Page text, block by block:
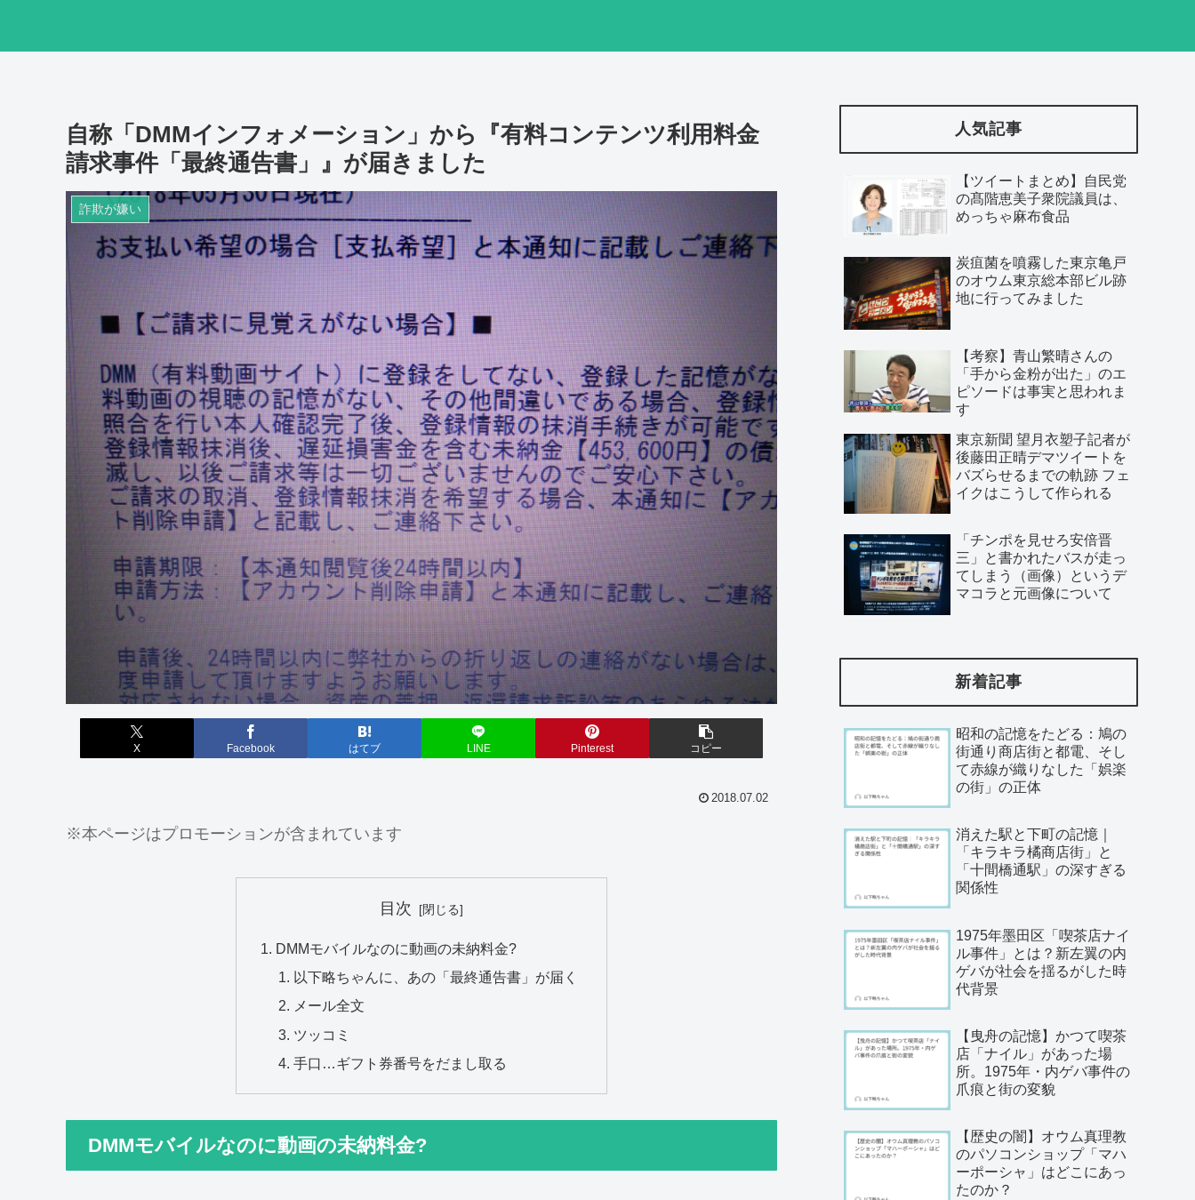
自称「DMMインフォメーション」から『有料コンテンツ利用料金
請求事件「最終通告書」』が届きました
詐欺が嫌い
X Facebook はてブ LINE Pinterest コピー
2018.07.02
※本ページはプロモーションが含まれています
目次
DMMモバイルなのに動画の未納料金?
以下略ちゃんに、あの「最終通告書」が届く
メール全文
ツッコミ
手口…ギフト券番号をだまし取る
DMMモバイルなのに動画の未納料金?
人気記事
【ツイートまとめ】自民党
の髙階恵美子衆院議員は、
めっちゃ麻布食品
炭疽菌を噴霧した東京亀戸
のオウム東京総本部ビル跡
地に行ってみました
【考察】青山繁晴さんの
「手から金粉が出た」のエ
ピソードは事実と思われま
す
東京新聞 望月衣塑子記者が
後藤田正晴デマツイートを
バズらせるまでの軌跡 フェ
イクはこうして作られる
「チンポを見せろ安倍晋
三」と書かれたバスが走っ
てしまう（画像）というデ
マコラと元画像について
新着記事
昭和の記憶をたどる：鳩の
街通り商店街と都電、そし
て赤線が織りなした「娯楽
の街」の正体
消えた駅と下町の記憶｜
「キラキラ橘商店街」と
「十間橋通駅」の深すぎる
関係性
1975年墨田区「喫茶店ナイ
ル事件」とは？新左翼の内
ゲバが社会を揺るがした時
代背景
【曳舟の記憶】かつて喫茶
店「ナイル」があった場
所。1975年・内ゲバ事件の
爪痕と街の変貌
【歴史の闇】オウム真理教
のパソコンショップ「マハ
ーポーシャ」はどこにあっ
たのか？